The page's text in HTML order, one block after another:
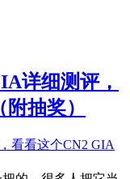
详细测评，
抽奖）